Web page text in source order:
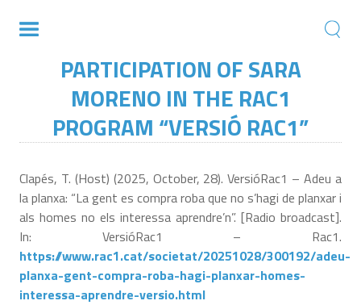
PARTICIPATION OF SARA
MORENO IN THE RAC1
PROGRAM “VERSIÓ RAC1”
Clapés, T. (Host) (2025, October, 28). VersióRac1 – Adeu a
la planxa: “La gent es compra roba que no s’hagi de planxar i
als homes no els interessa aprendre’n”. [Radio broadcast].
In: VersióRac1 – Rac1.
https://www.rac1.cat/societat/20251028/300192/adeu-
planxa-gent-compra-roba-hagi-planxar-homes-
interessa-aprendre-versio.html